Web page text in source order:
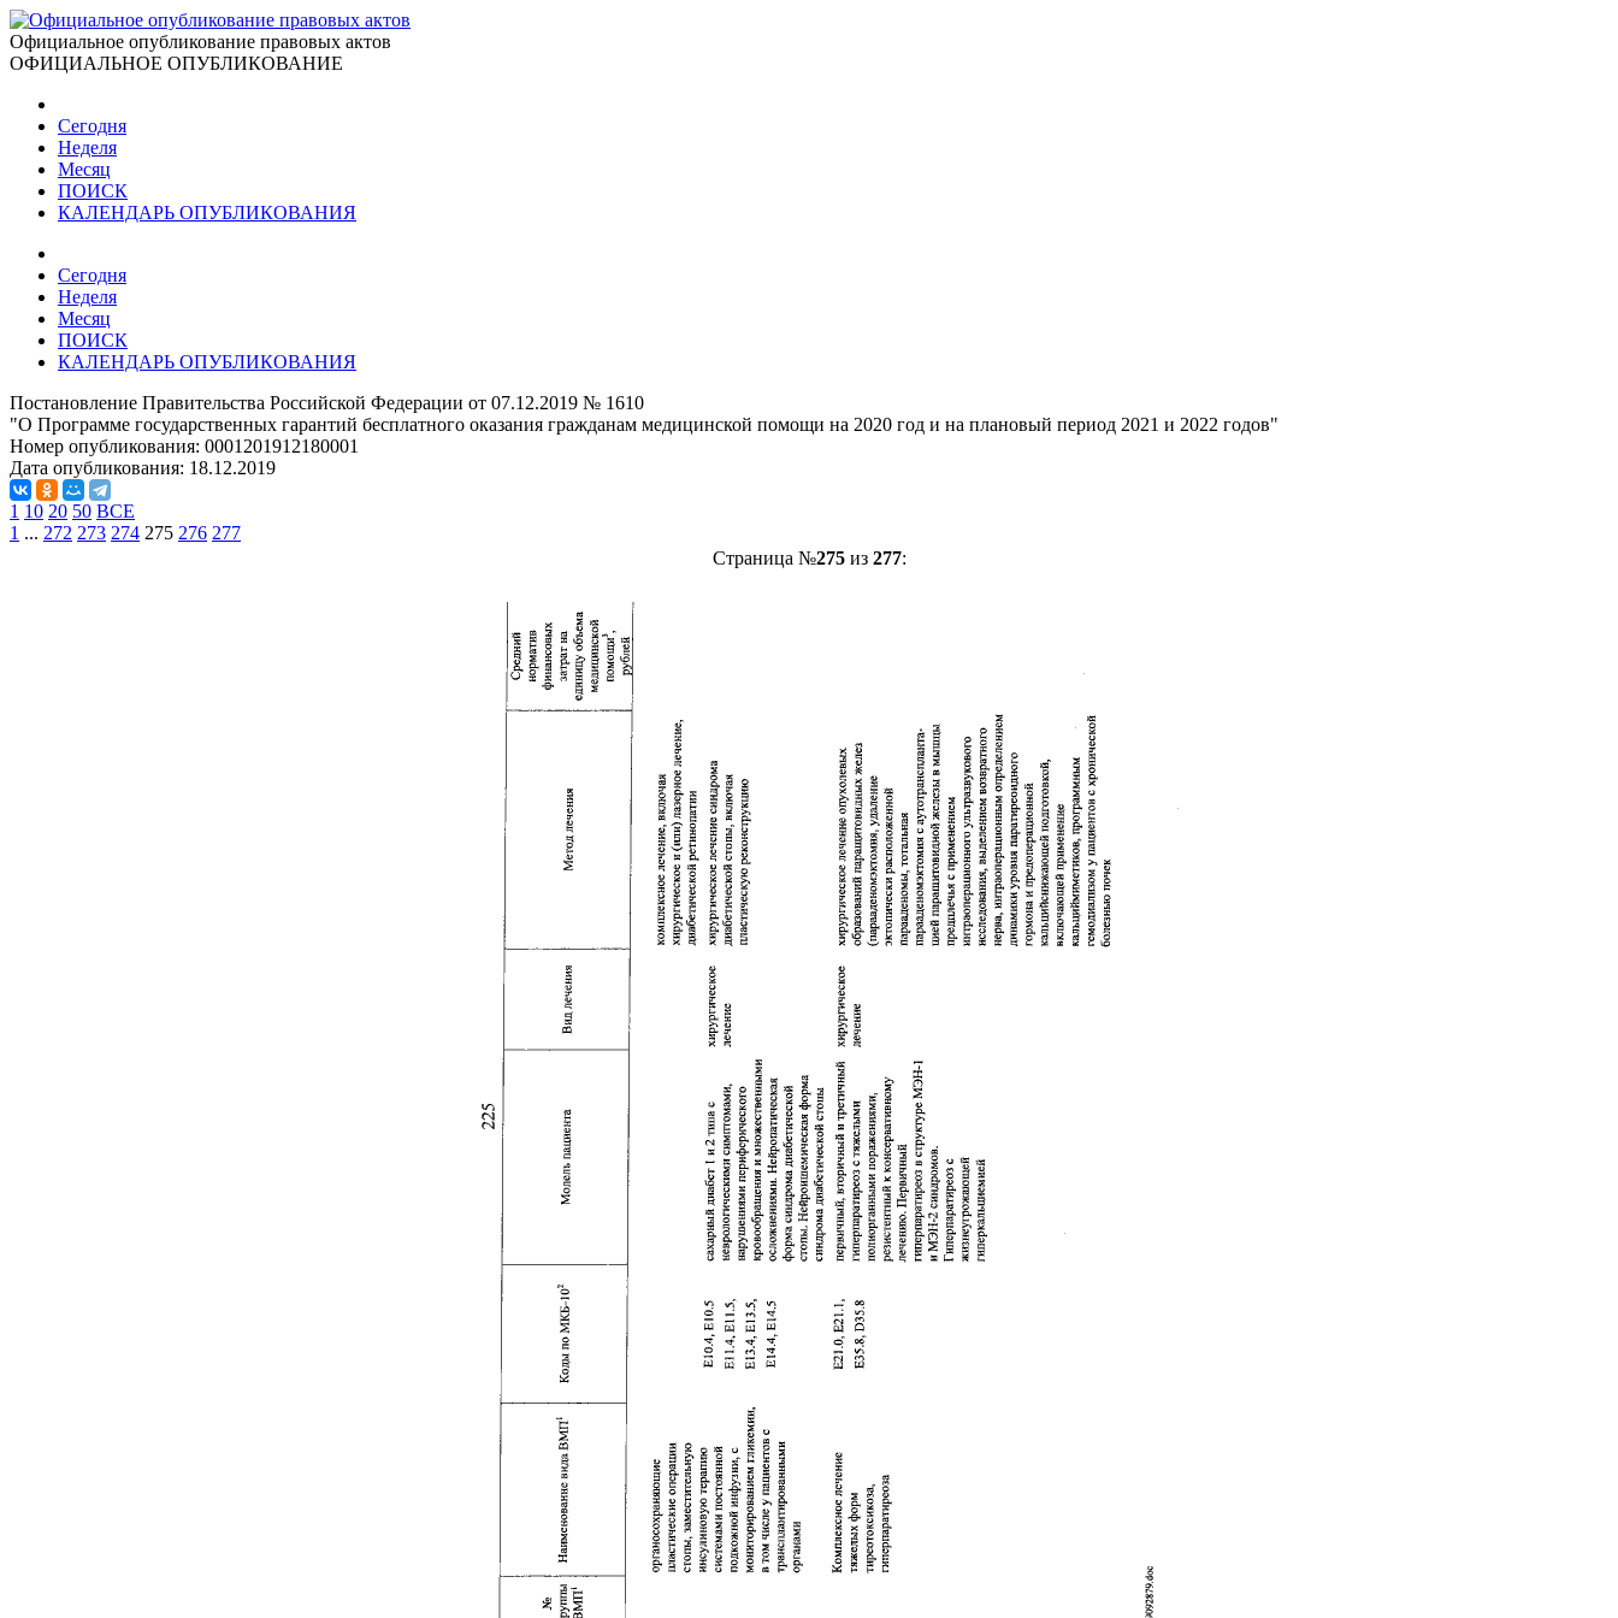
Официальное опубликование правовых актов
ОФИЦИАЛЬНОЕ ОПУБЛИКОВАНИЕ
Сегодня
Неделя
Месяц
ПОИСК
КАЛЕНДАРЬ ОПУБЛИКОВАНИЯ
Сегодня
Неделя
Месяц
ПОИСК
КАЛЕНДАРЬ ОПУБЛИКОВАНИЯ
Постановление Правительства Российской Федерации от 07.12.2019 № 1610
"О Программе государственных гарантий бесплатного оказания гражданам медицинской помощи на 2020 год и на плановый период 2021 и 2022 годов"
Номер опубликования: 0001201912180001
Дата опубликования: 18.12.2019
1 10 20 50 ВСЕ
1 ... 272 273 274 275 276 277
Страница №275из 277: